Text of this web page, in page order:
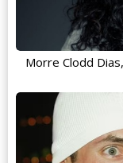
Morre Clodd